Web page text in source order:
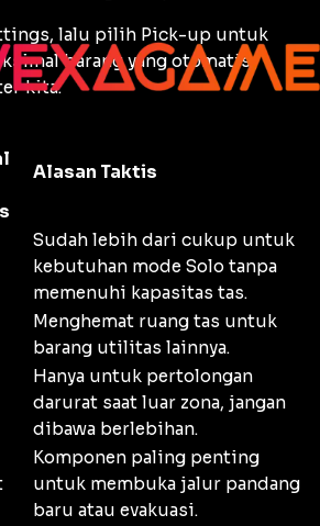
, lalu pilih Pick-up untuk
barang yang otomatis
kita:
Alasan Taktis
Sudah lebih dari cukup untuk
kebutuhan mode Solo tanpa
memenuhi kapasitas tas.
Menghemat ruang tas untuk
barang utilitas lainnya.
Hanya untuk pertolongan
darurat saat luar zona, jangan
dibawa berlebihan.
Komponen paling penting
untuk membuka jalur pandang
baru atau evakuasi.